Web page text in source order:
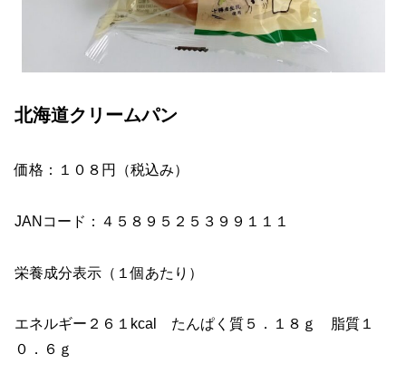
北海道クリームパン
価格：１０８円（税込み）
JANコード：４５８９５２５３９９１１１
栄養成分表示（１個あたり）
エネルギー２６１kcal たんぱく質５．１８ｇ 脂質１
０．６ｇ